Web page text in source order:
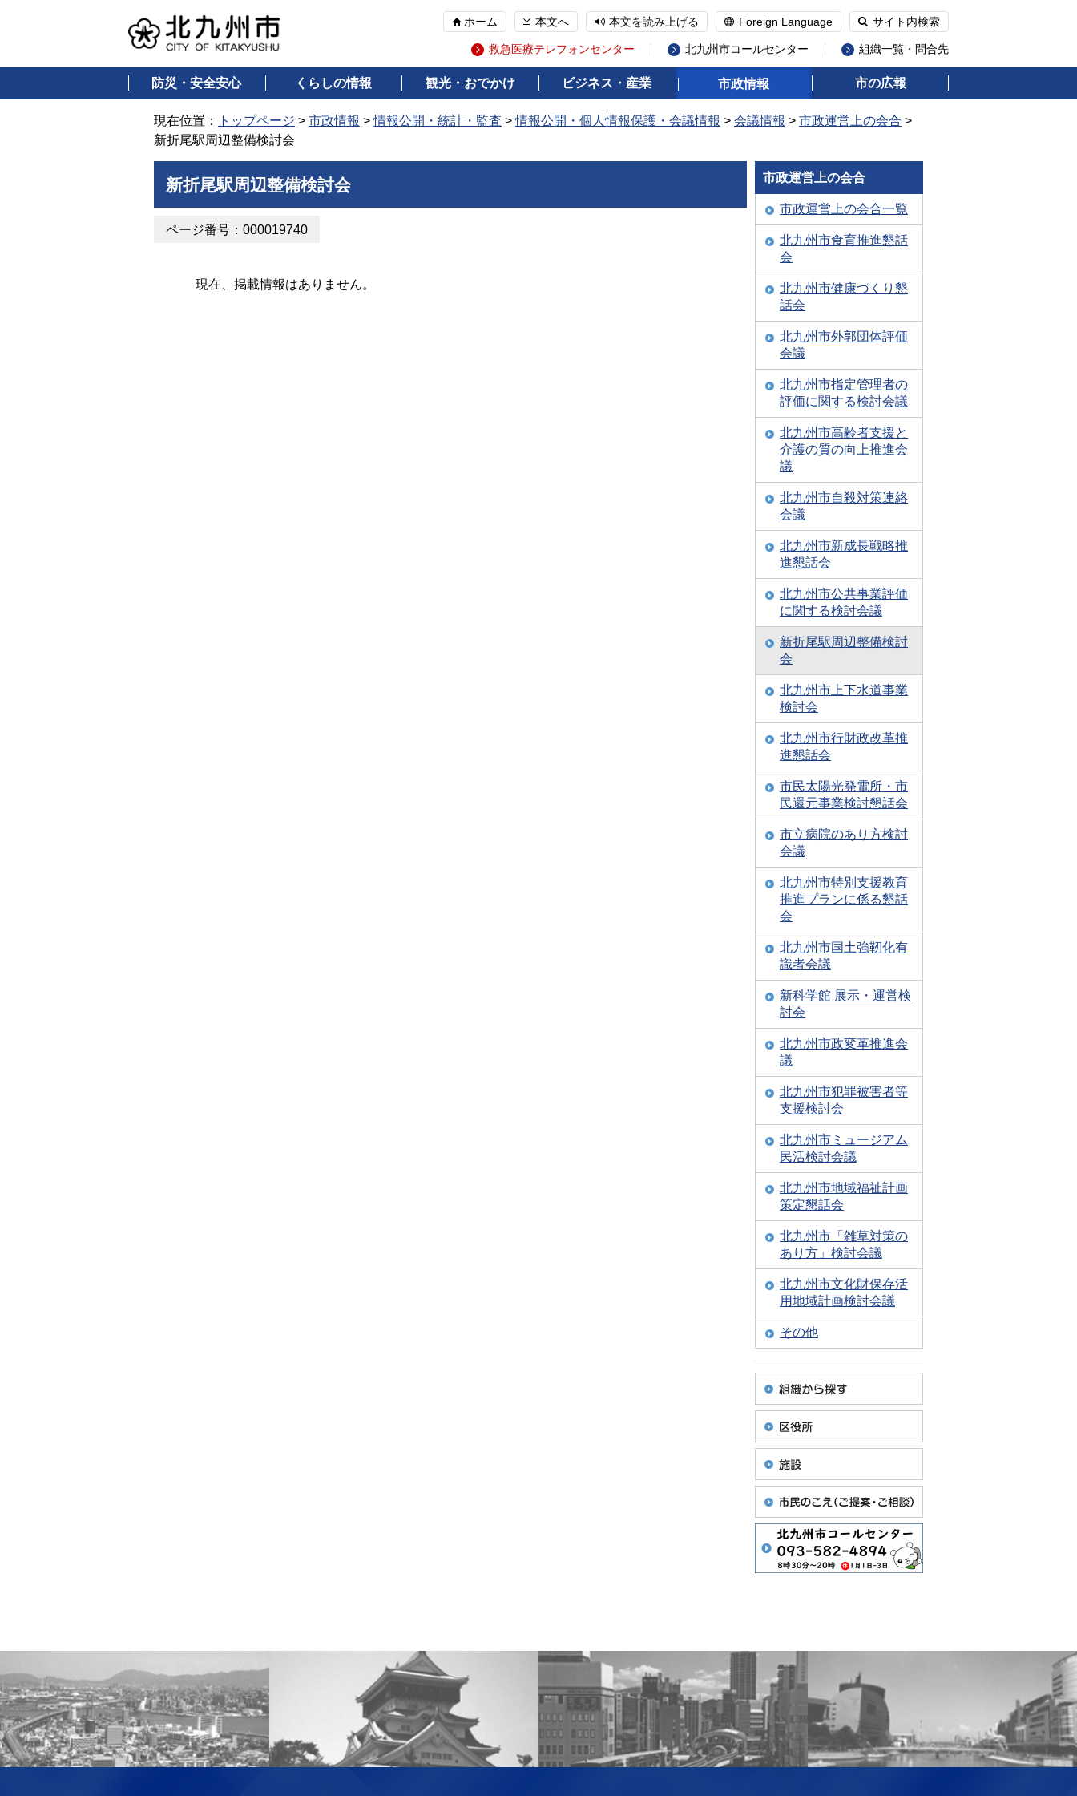
ホーム 本文へ 本文を読み上げる Foreign Language サイト内検索
救急医療テレフォンセンター 北九州市コールセンター 組織一覧・問合先
防災・安全安心 くらしの情報 観光・おでかけ ビジネス・産業 市政情報 市の広報
現在位置： トップページ > 市政情報 >情報公開・統計・監査 >情報公開・個人情報保護・会議情報 > 会議情報 > 市政運営上の会合 >
新折尾駅周辺整備検討会
新折尾駅周辺整備検討会
ページ番号：000019740
現在、掲載情報はありません。
市政運営上の会合
市政運営上の会合一覧
北九州市食育推進懇話
会
北九州市健康づくり懇
話会
北九州市外郭団体評価
会議
北九州市指定管理者の
評価に関する検討会議
北九州市高齢者支援と
介護の質の向上推進会
議
北九州市自殺対策連絡
会議
北九州市新成長戦略推
進懇話会
北九州市公共事業評価
に関する検討会議
新折尾駅周辺整備検討
会
北九州市上下水道事業
検討会
北九州市行財政改革推
進懇話会
市民太陽光発電所・市
民還元事業検討懇話会
市立病院のあり方検討
会議
北九州市特別支援教育
推進プランに係る懇話
会
北九州市国土強靭化有
識者会議
新科学館 展示・運営検
討会
北九州市政変革推進会
議
北九州市犯罪被害者等
支援検討会
北九州市ミュージアム
民活検討会議
北九州市地域福祉計画
策定懇話会
北九州市「雑草対策の
あり方」検討会議
北九州市文化財保存活
用地域計画検討会議
その他